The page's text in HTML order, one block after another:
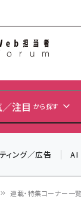
Web
注目 から探す
ィング／広告 AI
連載・特集コーナー一覧